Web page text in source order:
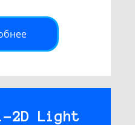
2D Light